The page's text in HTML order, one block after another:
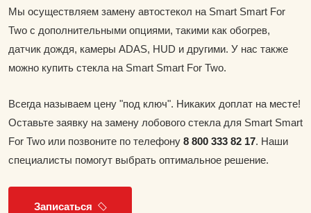
Мы осуществляем замену автостекол на Smart Smart For
Two с дополнительными опциями, такими как обогрев,
датчик дождя, камеры ADAS, HUD и другими. У нас также
можно купить стекла на Smart Smart For Two.
Всегда называем цену "под ключ". Никаких доплат на месте!
Оставьте заявку на замену лобового стекла для Smart Smart
For Two или позвоните по телефону 8 800 333 82 17. Наши
специалисты помогут выбрать оптимальное решение.
Записаться